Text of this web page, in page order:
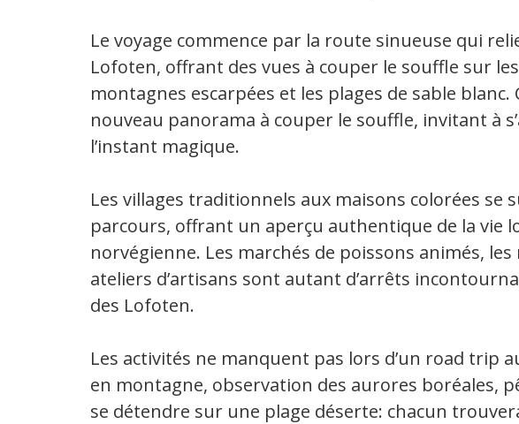
Le voyage commence par la route sinueuse qui
Lofoten, offrant des vues à couper le souffle sur
montagnes escarpées et les plages de sable blanc.
nouveau panorama à couper le souffle, invitant à
l’instant magique.
Les villages traditionnels aux maisons colorées se
parcours, offrant un aperçu authentique de la vie
norvégienne. Les marchés de poissons animés, les
ateliers d’artisans sont autant d’arrêts
des Lofoten.
Les activités ne manquent pas lors d’un road trip
en montagne, observation des aurores boréales,
se détendre sur une plage déserte: chacun